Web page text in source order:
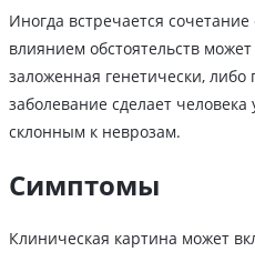
Иногда встречается
влиянием обстоятельств
заложенная генетически,
заболевание сделает
склонным к неврозам.
Симптомы
Клиническая картина может